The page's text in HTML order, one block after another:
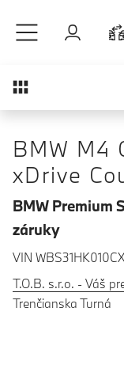
Prehľad
BMW M4
xDrive
BMW Premium
záruky
VIN
T.O.B. s.r.o. - Váš
Trenčianska Turná